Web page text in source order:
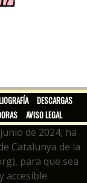
DESCARGAS
AVISO LEGAL
de 2024, ha
Catalunya de la
para que sea
accesible.